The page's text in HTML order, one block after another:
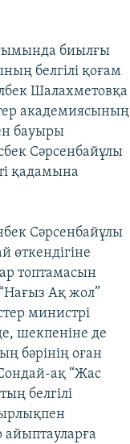
биылғы
белгілі қоғам
Шалахметовқа
академиясының
бауыры
Сәрсенбайұлы
қадамына
Сәрсенбайұлы
өткендігіне
топтамасын
Ақ жол”
министрі
шекпеніне де
бәрінің оған
ақ “Жас
белгілі
айыптауларға